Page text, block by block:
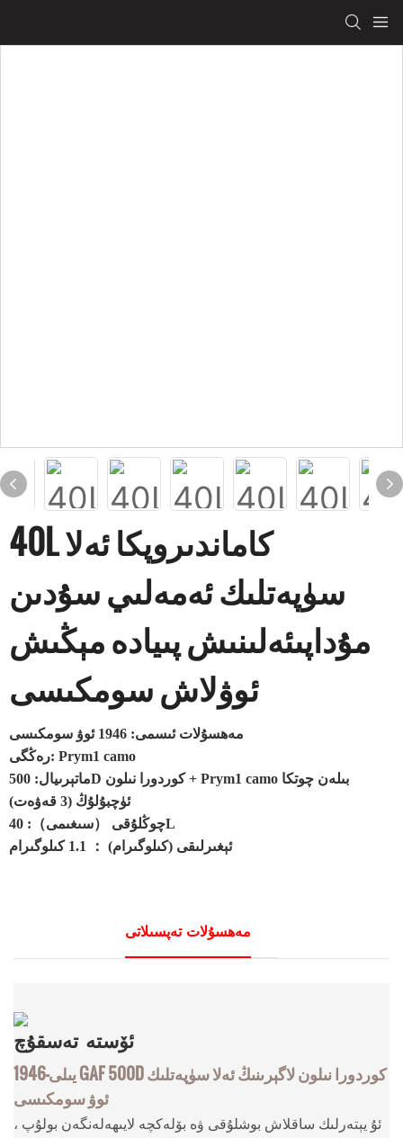
40L كاماندىروپكا ئەلا
سۈپەتلىك ئەمەلىي سۇدىن
مۇداپىئەلىنىش پىيادە مېڭىش
ئوۋلاش سومكىسى
مەھسۇلات ئىسمى: 1946 ئوۋ سومكىسى
رەڭگى: Prym1 camo
ماتېرىيال: 500D كوردورا نىلون + Prym1 camo بىلەن چوتكا
ئۈچبۇلۇڭ (3 قەۋەت)
چوڭلۇقى （سىغىمى）: 40L
ئېغىرلىقى (كىلوگىرام) ： 1.1 كىلوگىرام
مەھسۇلات تەپسىلاتى
ئۆستە تەسقۇچ
1946-يىلى GAF 500D كوردورا نىلون لاگېرىنىڭ ئەلا سۈپەتلىك
ئۇ يېتەرلىك ساقلاش بوشلۇقى ۋە بۆلەكچە لايىھەلەنگەن بولۇپ ،